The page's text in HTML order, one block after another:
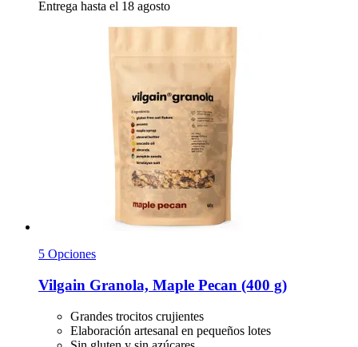
Entrega hasta el 18 agosto
5 Opciones
Vilgain Granola, Maple Pecan (400 g)
Grandes trocitos crujientes
Elaboración artesanal en pequeños lotes